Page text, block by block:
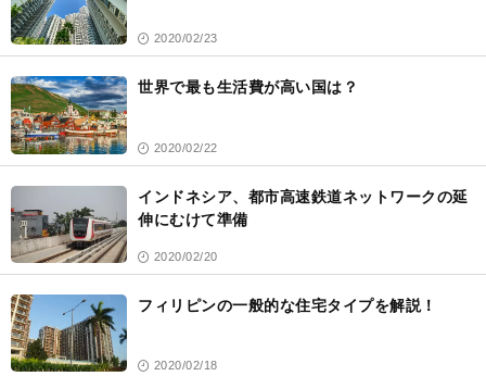
2020/02/23
世界で最も生活費が高い国は？
2020/02/22
インドネシア、都市高速鉄道ネットワークの延
伸にむけて準備
2020/02/20
フィリピンの一般的な住宅タイプを解説！
2020/02/18